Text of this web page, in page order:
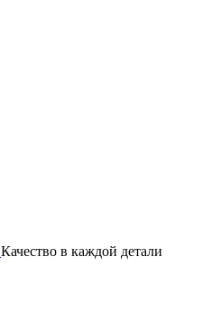
Качество в каждой детали